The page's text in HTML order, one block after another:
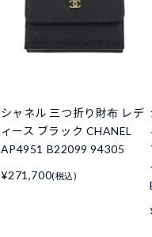
シャネル 三つ折り財布 レデ
ィース ブラック CHANEL
AP4951 B22099 94305
¥271,700(税込)